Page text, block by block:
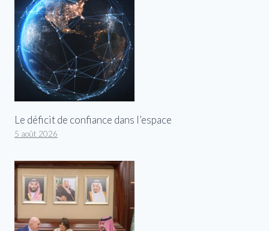
Le déficit de confiance dans l’espace
5 août 2026